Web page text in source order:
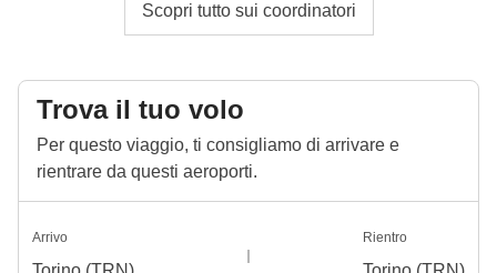
Scopri tutto sui coordinatori
Trova il tuo volo
Per questo viaggio, ti consigliamo di arrivare e
rientrare da questi aeroporti.
Arrivo Rientro